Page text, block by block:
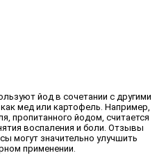
йод в сочетании с другими
мед или картофель. Например,
пропитанного йодом, считается
воспаления и боли. Отзывы
могут значительно улучшить
применении.